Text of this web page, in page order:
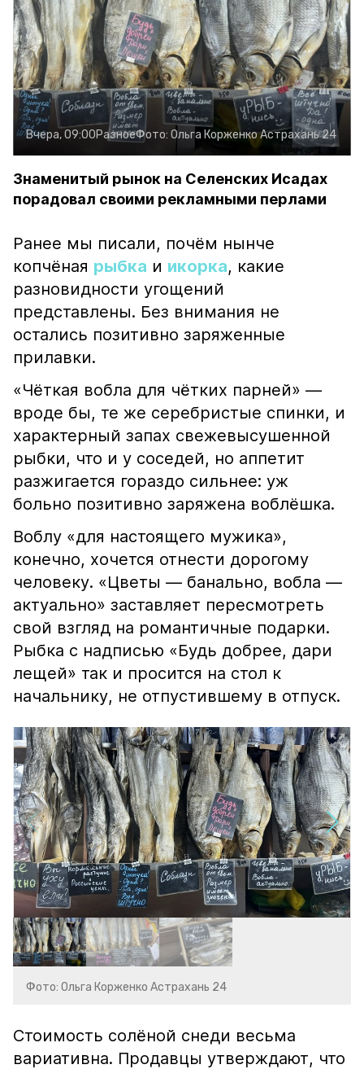
Вчера, 09:00РазноеФото: Ольга КорженкоАстрахань 24
Знаменитый рынок на Селенских Исадах
порадовал своими рекламными перлами
Ранее мы писали, почём нынче
копчёная рыбка и икорка, какие
разновидности угощений
представлены. Без внимания не
остались позитивно заряженные
прилавки.
«Чёткая вобла для чётких парней» —
вроде бы, те же серебристые спинки, и
характерный запах свежевысушенной
рыбки, что и у соседей, но аппетит
разжигается гораздо сильнее: уж
больно позитивно заряжена воблёшка.
Воблу «для настоящего мужика»,
конечно, хочется отнести дорогому
человеку. «Цветы — банально, вобла —
актуально» заставляет пересмотреть
свой взгляд на романтичные подарки.
Рыбка с надписью «Будь добрее, дари
лещей» так и просится на стол к
начальнику, не отпустившему в отпуск.
Фото: Ольга Корженко Астрахань 24
Стоимость солёной снеди весьма
вариативна. Продавцы утверждают, что